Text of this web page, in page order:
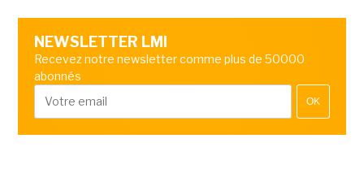
NEWSLETTER LMI
Recevez notre newsletter comme plus de 50000
abonnés
OK